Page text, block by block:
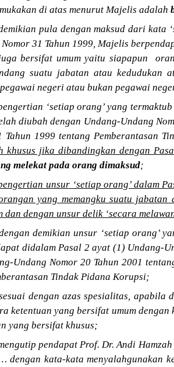
di atas menurut Majelis adalah
pula dengan maksud dari kata
31 Tahun 1999, Majelis
bersifat umum yaitu siapapun
suatu jabatan atau kedudukan
negeri atau bukan pegawai
‘setiap orang’ yang
diubah dengan Undang-Undang
1999 tentang Pemberantasan
khusus jika dibandingkan dengan
melekat pada orang dimaksud;
unsur ‘setiap orang’ dalam
yang memangku suatu jabatan
dengan unsur delik ‘secara
demikian unsur ‘setiap orang’
didalam Pasal 2 ayat (1) Undang-
Undang Nomor 20 Tahun 2001
Tindak Pidana Korupsi;
dengan azas spesialitas, apabila
ketentuan yang bersifat umum dengan
yang bersifat khusus;
pendapat Prof. Dr. Andi
kata-kata menyalahgunakan